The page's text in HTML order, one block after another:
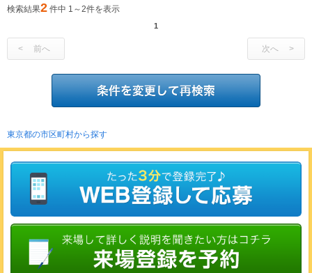
検索結果2 件中 1～2件を表示
1
前へ 次へ
東京都の市区町村から探す